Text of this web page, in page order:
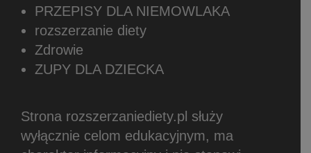
PRZEPISY DLA NIEMOWLAKA
rozszerzanie diety
Zdrowie
ZUPY DLA DZIECKA
Strona rozszerzaniediety.pl służy
wyłącznie celom edukacyjnym, ma